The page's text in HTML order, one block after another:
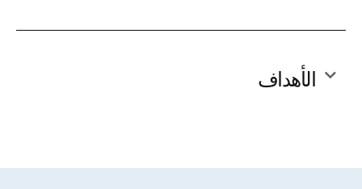
الأهداف